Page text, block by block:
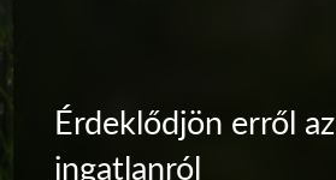
Érdeklődjön erről az
ingatlanról